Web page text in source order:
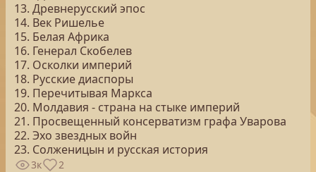
13. Древнерусский эпос
14. Век Ришелье
15. Белая Африка
16. Генерал Скобелев
17. Осколки империй
18. Русские диаспоры
19. Перечитывая Маркса
20. Молдавия - страна на стыке империй
21. Просвещенный консерватизм графа Уварова
22. Эхо звездных войн
23. Солженицын и русская история
3к 2